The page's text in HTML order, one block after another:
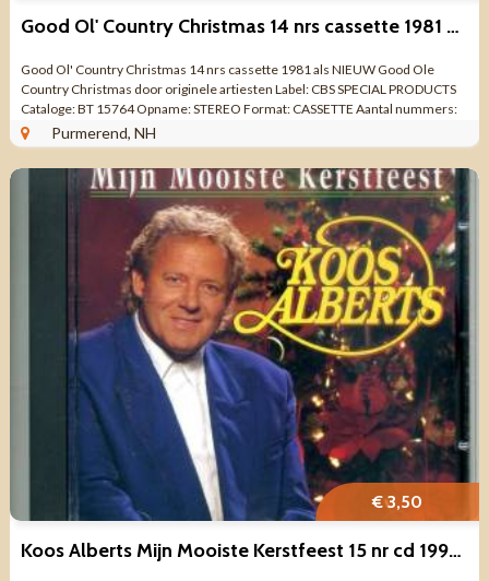
Good Ol' Country Christmas 14 nrs cassette 1981 als NIEUW
Good Ol' Country Christmas 14 nrs cassette 1981 als NIEUW Good Ole
Country Christmas door originele artiesten Label: CBS SPECIAL PRODUCTS
Cataloge: BT 15764 Opname: STEREO Format: CASSETTE Aantal nummers:
14 Uitgave jaar: ...
Purmerend, NH
€ 3,50
Koos Alberts Mijn Mooiste Kerstfeest 15 nr cd 1993 ZGAN